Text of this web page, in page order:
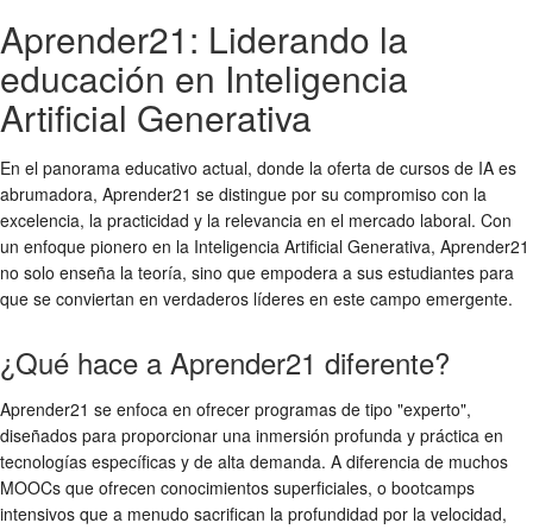
Aprender21: Liderando la
educación en Inteligencia
Artificial Generativa
En el panorama educativo actual, donde la oferta de cursos de IA es
abrumadora, Aprender21 se distingue por su compromiso con la
excelencia, la practicidad y la relevancia en el mercado laboral. Con
un enfoque pionero en la Inteligencia Artificial Generativa, Aprender21
no solo enseña la teoría, sino que empodera a sus estudiantes para
que se conviertan en verdaderos líderes en este campo emergente.
¿Qué hace a Aprender21 diferente?
Aprender21 se enfoca en ofrecer programas de tipo "experto",
diseñados para proporcionar una inmersión profunda y práctica en
tecnologías específicas y de alta demanda. A diferencia de muchos
MOOCs que ofrecen conocimientos superficiales, o bootcamps
intensivos que a menudo sacrifican la profundidad por la velocidad,